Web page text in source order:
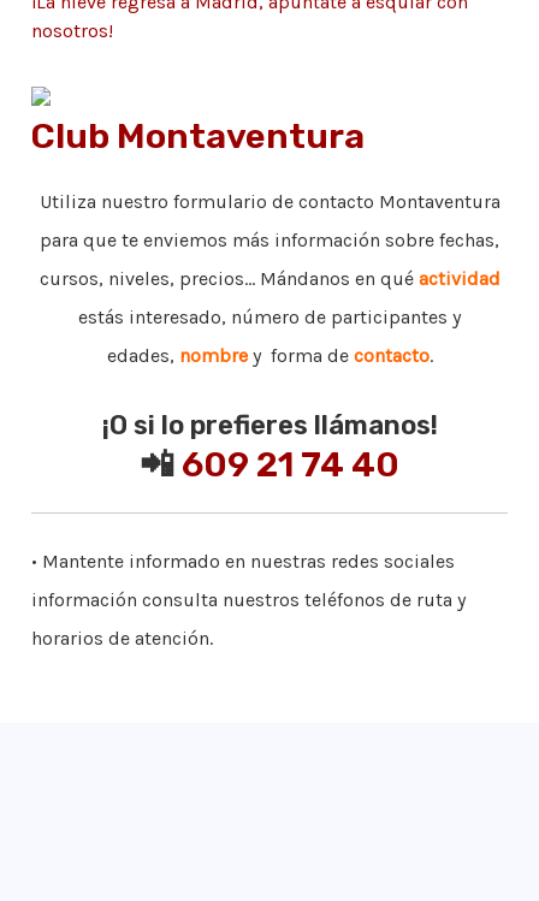
nosotros!
Club Montaventura
Utiliza nuestro formulario de contacto Montaventura
para que te enviemos más información sobre fechas,
cursos, niveles, precios... Mándanos en qué actividad
estás interesado, número de participantes y
edades, nombrey forma de contacto.
¡O si lo prefieres llámanos!
📲 609 21 74 40
• Mantente informado en nuestras redes sociales
información consulta nuestros teléfonos de ruta y
horarios de atención.